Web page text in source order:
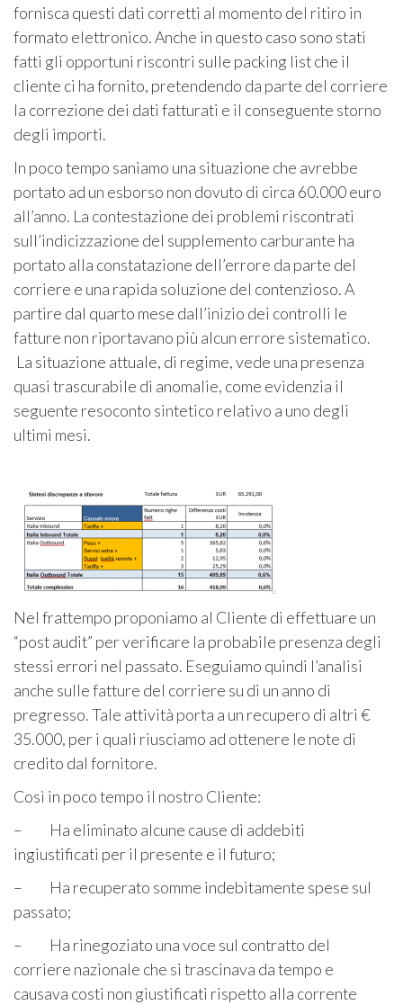
fornisca questi dati corretti al momento del ritiro in
formato elettronico. Anche in questo caso sono stati
fatti gli opportuni riscontri sulle packing list che il
cliente ci ha fornito, pretendendo da parte del corriere
la correzione dei dati fatturati e il conseguente storno
degli importi.
In poco tempo saniamo una situazione che avrebbe
portato ad un esborso non dovuto di circa 60.000 euro
all’anno. La contestazione dei problemi riscontrati
sull’indicizzazione del supplemento carburante ha
portato alla constatazione dell’errore da parte del
corriere e una rapida soluzione del contenzioso. A
partire dal quarto mese dall’inizio dei controlli le
fatture non riportavano più alcun errore sistematico.
La situazione attuale, di regime, vede una presenza
quasi trascurabile di anomalie, come evidenzia il
seguente resoconto sintetico relativo a uno degli
ultimi mesi.
Nel frattempo proponiamo al Cliente di effettuare un
“post audit” per verificare la probabile presenza degli
stessi errori nel passato. Eseguiamo quindi l’analisi
anche sulle fatture del corriere su di un anno di
pregresso. Tale attività porta a un recupero di altri €
35.000, per i quali riusciamo ad ottenere le note di
credito dal fornitore.
Così in poco tempo il nostro Cliente:
– Ha eliminato alcune cause di addebiti
ingiustificati per il presente e il futuro;
– Ha recuperato somme indebitamente spese sul
passato;
– Ha rinegoziato una voce sul contratto del
corriere nazionale che si trascinava da tempo e
causava costi non giustificati rispetto alla corrente